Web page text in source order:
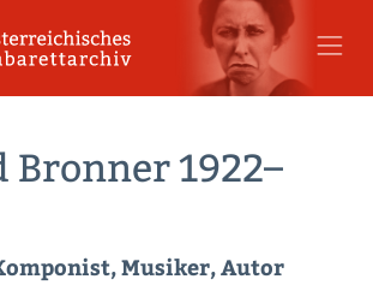
Bronner 1922–
Musiker, Autor